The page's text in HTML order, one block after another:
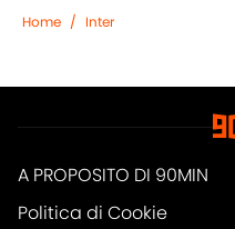
Home / Inter
A PROPOSITO DI 90MIN
Politica di Cookie